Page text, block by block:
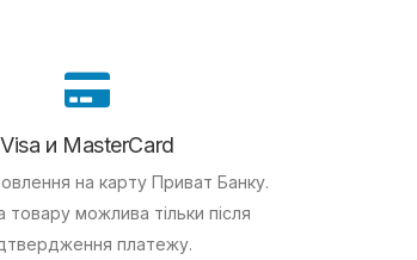
Visa и MasterCard
на карту Приват Банку.
товару можлива тільки після
платежу.